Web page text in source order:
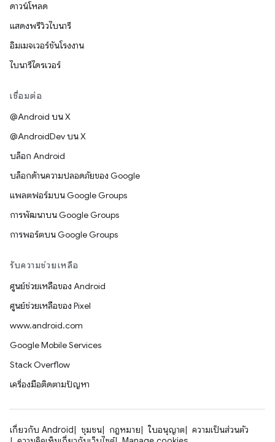
ดาวน์โหลด
แสดงพรีวิวไบนารี
อิมเมจเวอร์ชันโรงงาน
ไบนารีไดรเวอร์
เชื่อมต่อ
@Android บน X
@AndroidDev บน X
บล็อก Android
บล็อกด้านความปลอดภัยของ Google
แพลตฟอร์มบน Google Groups
การพัฒนาบน Google Groups
การพอร์ตบน Google Groups
รับความช่วยเหลือ
ศูนย์ช่วยเหลือของ Android
ศูนย์ช่วยเหลือของ Pixel
www.android.com
Google Mobile Services
Stack Overflow
เครื่องมือติดตามปัญหา
เกี่ยวกับ Android ชุมชน กฎหมาย ใบอนุญาต
ความเป็นส่วนตัว